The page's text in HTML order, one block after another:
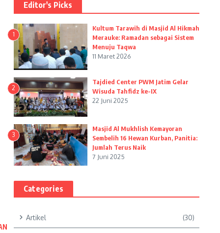
Editor's Picks
1
Kultum Tarawih di Masjid Al Hikmah
Merauke: Ramadan sebagai Sistem
Menuju Taqwa
11 Maret 2026
2
Tajdied Center PWM Jatim Gelar
Wisuda Tahfidz ke-IX
22 Juni 2025
3
Masjid Al Mukhlish Kemayoran
Sembelih 16 Hewan Kurban, Panitia:
Jumlah Terus Naik
7 Juni 2025
Categories
Artikel (30)